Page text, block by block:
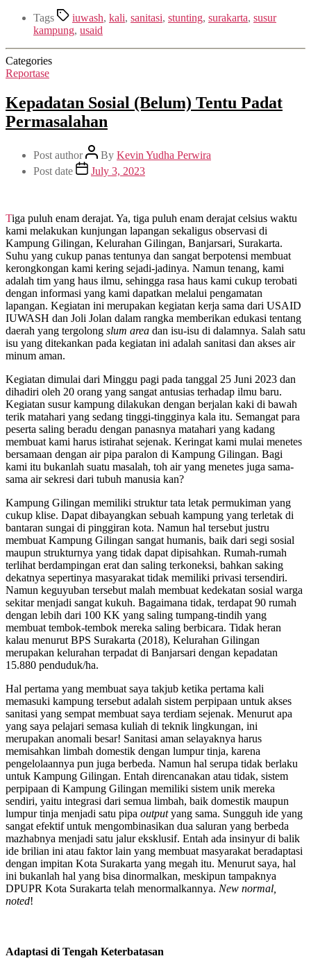
Tags iuwash, kali, sanitasi, stunting, surakarta, susur
kampung, usaid
Categories
Reportase
Kepadatan Sosial (Belum) Tentu Padat
Permasalahan
Post author By Kevin Yudha Perwira
Post date
July 3, 2023
Tiga puluh enam derajat. Ya, tiga puluh enam derajat celsius waktu
kami melakukan kunjungan lapangan sekaligus observasi di
Kampung Gilingan, Kelurahan Gilingan, Banjarsari, Surakarta.
Suhu yang cukup panas tentunya dan sangat berpotensi membuat
kerongkongan kami kering sejadi-jadinya. Namun tenang, kami
adalah tim yang haus ilmu, sehingga rasa haus kami cukup terobati
dengan informasi yang kami dapatkan melalui pengamatan
lapangan. Kegiatan ini merupakan kegiatan kerja sama dari USAID
IUWASH dan Joli Jolan dalam rangka memberikan edukasi tentang
daerah yang tergolong slum area dan isu-isu di dalamnya. Salah satu
isu yang ditekankan pada kegiatan ini adalah sanitasi dan akses air
minum aman.
Kegiatan dimulai dari Minggu pagi pada tanggal 25 Juni 2023 dan
dihadiri oleh 20 orang yang sangat antusias terhadap ilmu baru.
Kegiatan susur kampung dilakukan dengan berjalan kaki di bawah
terik matahari yang sedang tinggi-tingginya kala itu. Semangat para
peserta saling beradu dengan panasnya matahari yang kadang
membuat kami harus istirahat sejenak. Keringat kami mulai menetes
bersamaan dengan air pipa paralon di Kampung Gilingan. Bagi
kami itu bukanlah suatu masalah, toh air yang menetes juga sama-
sama air sekresi dari tubuh manusia kan?
Kampung Gilingan memiliki struktur tata letak permukiman yang
cukup klise. Dapat dibayangkan sebuah kampung yang terletak di
bantaran sungai di pinggiran kota. Namun hal tersebut justru
membuat Kampung Gilingan sangat humanis, baik dari segi sosial
maupun strukturnya yang tidak dapat dipisahkan. Rumah-rumah
terlihat berdampingan erat dan saling terkoneksi, bahkan saking
dekatnya sepertinya masyarakat tidak memiliki privasi tersendiri.
Namun keguyuban tersebut malah membuat kedekatan sosial warga
sekitar menjadi sangat kukuh. Bagaimana tidak, terdapat 90 rumah
dengan lebih dari 100 KK yang saling tumpang-tindih yang
membuat tembok-tembok mereka saling berbicara. Tidak heran
kalau menurut BPS Surakarta (2018), Kelurahan Gilingan
merupakan kelurahan terpadat di Banjarsari dengan kepadatan
15.880 penduduk/ha.
Hal pertama yang membuat saya takjub ketika pertama kali
memasuki kampung tersebut adalah sistem perpipaan untuk akses
sanitasi yang sempat membuat saya terdiam sejenak. Menurut apa
yang saya pelajari semasa kuliah di teknik lingkungan, ini
merupakan anomali besar! Sanitasi aman selayaknya harus
memisahkan limbah domestik dengan lumpur tinja, karena
pengelolaannya pun juga berbeda. Namun hal serupa tidak berlaku
untuk Kampung Gilingan. Entah direncanakan atau tidak, sistem
perpipaan di Kampung Gilingan memiliki sistem unik mereka
sendiri, yaitu integrasi dari semua limbah, baik domestik maupun
lumpur tinja menjadi satu pipa outputyang sama. Sungguh ide yang
sangat efektif untuk mengombinasikan dua saluran yang berbeda
mazhabnya menjadi satu jalur eksklusif. Entah ada insinyur di balik
ide brilian ini atau faktor lain yang membuat masyarakat beradaptasi
dengan impitan Kota Surakarta yang megah itu. Menurut saya, hal
ini bukanlah hal yang bisa dinormalkan, meskipun tampaknya
DPUPR Kota Surakarta telah menormalkannya. New normal,
noted!
Adaptasi di Tengah Keterbatasan